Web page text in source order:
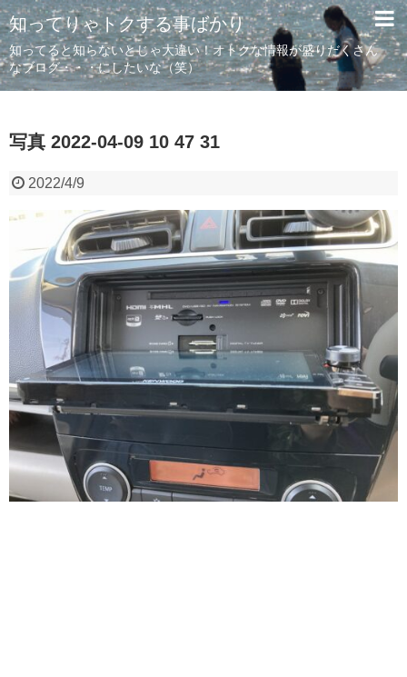
知ってりゃトクする事ばかり
知ってると知らないとじゃ大違い！オトクな情報が盛りだくさん
なブログ・・・にしたいな（笑）
写真 2022-04-09 10 47 31
2022/4/9